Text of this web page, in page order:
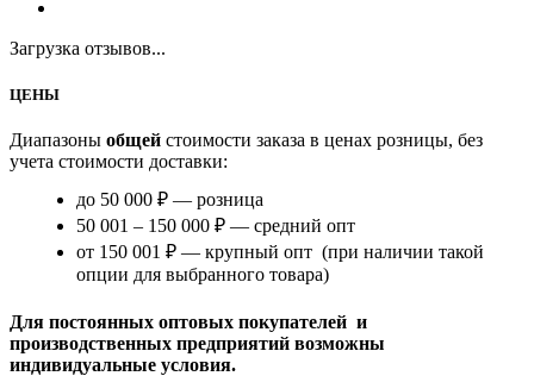
Загрузка отзывов...
ЦЕНЫ
Диапазоны общей стоимости заказа в ценах розницы, без
учета стоимости доставки:
до 50 000 ₽ — розница
50 001 – 150 000 ₽ — средний опт
от 150 001 ₽ — крупный опт (при наличии такой
опции для выбранного товара)
Для постоянных оптовых покупателей и
производственных предприятий возможны
индивидуальные условия.